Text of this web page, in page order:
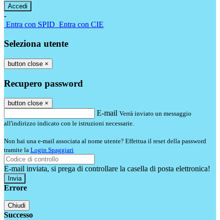
-
Entra con SPID Entra con CIE
Seleziona utente
button close ×
Recupero password
button close ×
E-mail Verrà inviato un messaggio
all'indirizzo indicato con le istruzioni necessarie.
Non hai una e-mail associata al nome utente? Effettua il reset della password
tramite la Login Spaggiari
E-mail inviata, si prega di controllare la casella di posta elettronica!
Errore
Chiudi
Successo